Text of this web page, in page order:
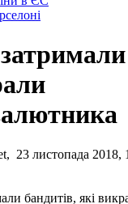
23 листопада 2018,